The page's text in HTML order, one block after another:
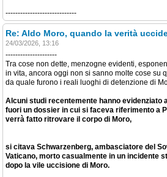
-----------------------------
Re: Aldo Moro, quando la verità
24/03/2026, 13:16
---------------------
Tra cose non dette, menzogne evidenti,
in vita, ancora oggi non si sanno molte cose su
da quale furono i reali luoghi di detenzione di
Alcuni studi recentemente hanno evidenziato
fuori un dossier in cui si faceva riferimento a
verrà fatto ritrovare il corpo di Moro,
si citava Schwarzenberg, ambasciatore del
Vaticano, morto casualmente in un incidente
dopo la vile uccisione di Moro.